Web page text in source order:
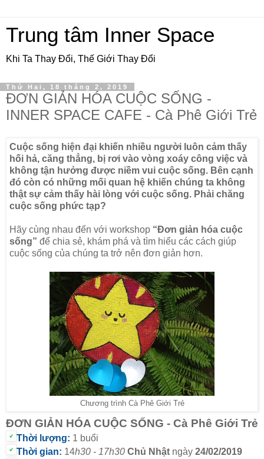
Trung tâm Inner Space
Khi Ta Thay Đổi, Thế Giới Thay Đổi
Thứ Hai, 18 tháng 2, 2019
ĐƠN GIẢN HÓA CUỘC SỐNG -
INNER SPACE CAFE - Cà Phê Giới Trẻ
Cuộc sống hiện đại khiến nhiều người luôn cảm thấy
hối hả, căng thẳng, bị rơi vào vòng xoáy công việc và
không tận hưởng được niềm vui cuộc sống. Bên cạnh
đó còn có những mối quan hệ khiến chúng ta không
thật sự cảm thấy hài lòng với cuộc sống. Phải chăng
cuộc sống phức tạp?
Hãy cùng nhau đến với workshop “Đơn giản hóa cuộc
sống” để chia sẻ, khám phá và tìm hiểu các cách giúp
cuộc sống của chúng ta trở nên đơn giản hơn.
Chương trình Cà Phê Giới Trẻ
ĐƠN GIẢN HÓA CUỘC SỐNG - Cà Phê Giới Trẻ
Thời lượng: 1 buổi
Thời gian: 14h30 - 17h30 Chủ Nhật ngày 24/02/2019